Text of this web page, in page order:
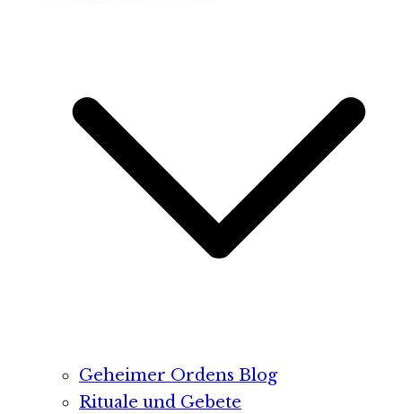
Geheimer Ordens Blog
Rituale und Gebete